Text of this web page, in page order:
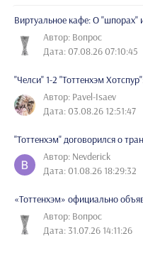
Виртуальное кафе: О "шпорах"
Автор: Вопрос
Дата: 07.08.26 07:10:45
"Челси" 1-2 "Тоттенхэм
Автор: Pavel-Isaev
Дата: 03.08.26 12:51:47
"Тоттенхэм" договорился о
Автор: Nevderick
Дата: 01.08.26 18:29:32
«Тоттенхэм» официально
Автор: Вопрос
Дата: 31.07.26 14:11:26